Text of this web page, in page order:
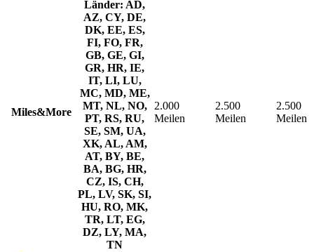
Miles&More
Länder: AD,
AZ, CY, DE,
DK, EE, ES,
FI, FO, FR,
GB, GE, GI,
GR, HR, IE,
IT, LI, LU,
MC, MD, ME,
MT, NL, NO,
PT, RS, RU,
SE, SM, UA,
XK, AL, AM,
AT, BY, BE,
BA, BG, HR,
CZ, IS, CH,
PL, LV, SK, SI,
HU, RO, MK,
TR, LT, EG,
DZ, LY, MA,
TN
2.000
Meilen
2.500
Meilen
2.500
Meilen